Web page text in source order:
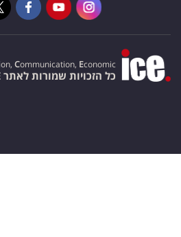
Communication, Economic
כל הזכויות שמורות לאתר ICE. ©